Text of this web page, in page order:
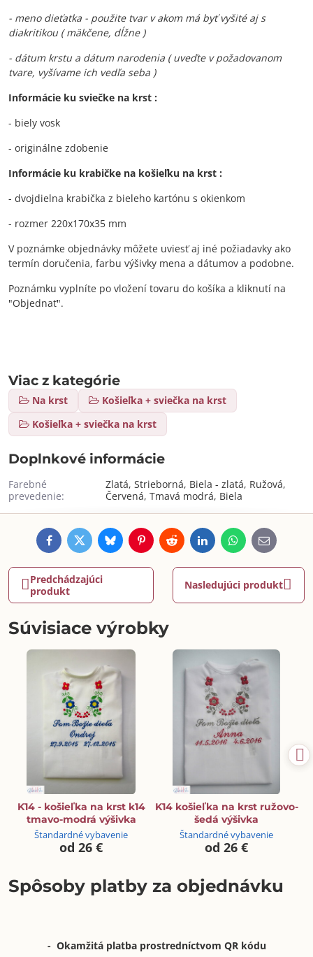
- meno dieťatka - použite tvar v akom má byť vyšité aj s
diakritikou ( mäkčene, dĺžne )
- dátum krstu a dátum narodenia ( uveďte v požadovanom
tvare, vyšívame ich vedľa seba )
Informácie ku sviečke na krst :
- biely vosk
- originálne zdobenie
Informácie ku krabičke na košieľku na krst :
- dvojdielna krabička z bieleho kartónu s okienkom
- rozmer 220x170x35 mm
V poznámke objednávky môžete uviesť aj iné požiadavky ako
termín doručenia, farbu výšivky mena a dátumov a podobne.
Poznámku vyplníte po vložení tovaru do košíka a kliknutí na
"Objednať".
Viac z kategórie
Na krst
Košieľka + sviečka na krst
Košieľka + sviečka na krst
Doplnkové informácie
Farebné
prevedenie:
Zlatá, Strieborná, Biela - zlatá, Ružová,
Červená, Tmavá modrá, Biela
FacebookTwitterBlueskyPinterestRedditLinkedInWhatsApp
E-
mail
Predchádzajúci
produkt
Nasledujúci produkt
Súvisiace výrobky
K14 - košieľka na krst k14
tmavo-modrá výšivka
Štandardné vybavenie
od 26 €
K14 košieľka na krst ružovo-
šedá výšivka
Štandardné vybavenie
od 26 €
Spôsoby platby za objednávku
- Okamžitá platba prostredníctvom QR kódu